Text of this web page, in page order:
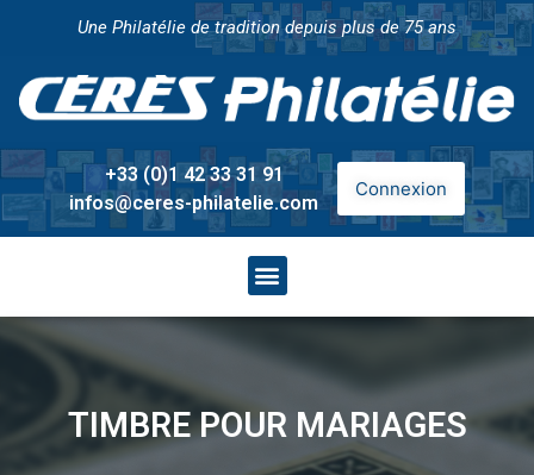
Une Philatélie de tradition depuis plus de 75 ans
+33 (0)1 42 33 31 91
infos@ceres-philatelie.com
Connexion
TIMBRE POUR MARIAGES